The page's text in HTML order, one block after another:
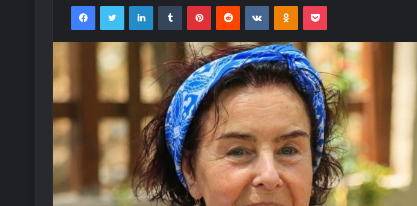
FacebookTwitter LinkedInTumblr PinterestReddit VKontakteOdnoklassniki
Pocket